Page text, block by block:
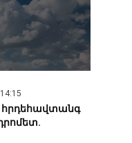
հրդեհավտանգ